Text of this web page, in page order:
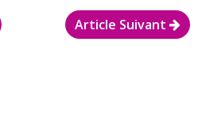
Article Suivant